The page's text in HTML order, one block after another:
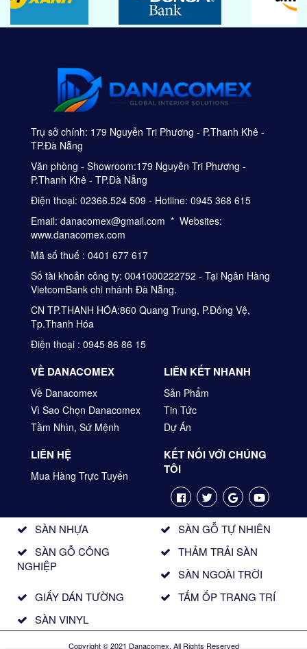
Trụ sở chính: 179 Nguyễn Tri Phương - P.Thanh Khê -
TP.Đà Nẵng
Văn phòng - Showroom:179 Nguyễn Tri Phương -
P.Thanh Khê - TP.Đà Nẵng
Điện thoại: 02366.524 509 - Hotline: 0945 368 615
Email: danacomex@gmail.com * Websites:
www.danacomex.com
Mã số thuế : 0401 677 617
Số tài khoản công ty: 0041000222752 - Tại Ngân Hàng
VietcomBank chi nhánh Đà Nẵng.
CN TP.THANH HÓA:860 Quang Trung, P.Đông Vệ,
Tp.Thanh Hóa
Điện thoại : 0945 86 86 15
VỀ DANACOMEX
Về Danacomex
Vì Sao Chọn Danacomex
Tầm Nhìn, Sứ Mệnh
LIÊN HỆ
Mua Hàng Trực Tuyến
LIÊN KẾT NHANH
Sản Phẩm
Tin Tức
Dự Án
KẾT NỐI VỚI CHÚNG
TÔI
SÀN NHỰA
SÀN GỖ TỰ NHIÊN
SÀN GỖ CÔNG
NGHIỆP
THẢM TRẢI SÀN
SÀN NGOÀI TRỜI
GIẤY DÁN TƯỜNG
TẤM ỐP TRANG TRÍ
SÀN VINYL
Copyright © 2021 Danacomex. All Rights Reserved